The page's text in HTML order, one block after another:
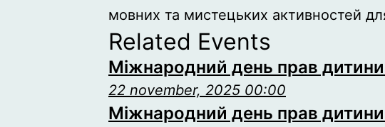
мовних та мистецьких активностей
Related Events
Міжнародний день прав дитини
22 november, 2025 00:00
Міжнародний день прав дитини